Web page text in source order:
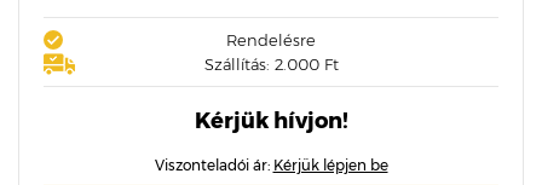
Rendelésre
Szállítás: 2.000 Ft
Kérjük hívjon!
Viszonteladói ár: Kérjük lépjen be